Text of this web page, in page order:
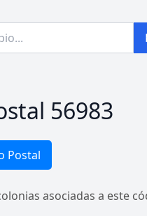
56983
Postal
asociadas a este